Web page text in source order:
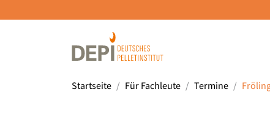
Startseite Für Fachleute Termine